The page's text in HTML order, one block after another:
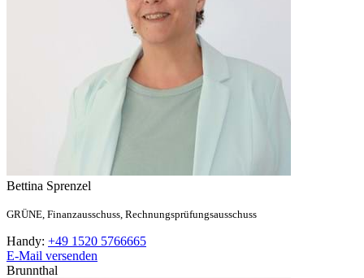
Bettina Sprenzel
GRÜNE, Finanzausschuss, Rechnungsprüfungsausschuss
Handy: +49 1520 5766665
E-Mail versenden
Brunnthal